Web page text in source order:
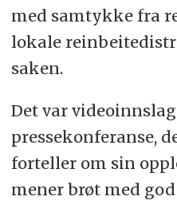
med samtykke fra
lokale
saken.
Det var
pressekonferanse,
forteller om sin
mener brøt med